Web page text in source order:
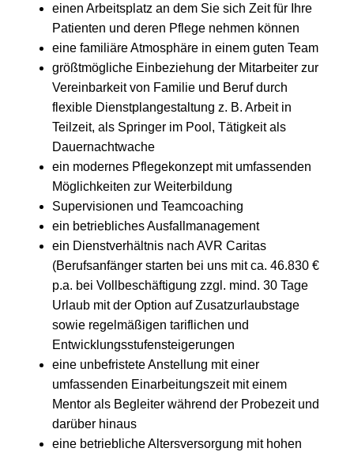
einen Arbeitsplatz an dem Sie sich Zeit für Ihre
Patienten und deren Pflege nehmen können
eine familiäre Atmosphäre in einem guten Team
größtmögliche Einbeziehung der Mitarbeiter zur
Vereinbarkeit von Familie und Beruf durch
flexible Dienstplangestaltung z. B. Arbeit in
Teilzeit, als Springer im Pool, Tätigkeit als
Dauernachtwache
ein modernes Pflegekonzept mit umfassenden
Möglichkeiten zur Weiterbildung
Supervisionen und Teamcoaching
ein betriebliches Ausfallmanagement
ein Dienstverhältnis nach AVR Caritas
(Berufsanfänger starten bei uns mit ca. 46.830 €
p.a. bei Vollbeschäftigung zzgl. mind. 30 Tage
Urlaub mit der Option auf Zusatzurlaubstage
sowie regelmäßigen tariflichen und
Entwicklungsstufensteigerungen
eine unbefristete Anstellung mit einer
umfassenden Einarbeitungszeit mit einem
Mentor als Begleiter während der Probezeit und
darüber hinaus
eine betriebliche Altersversorgung mit hohen